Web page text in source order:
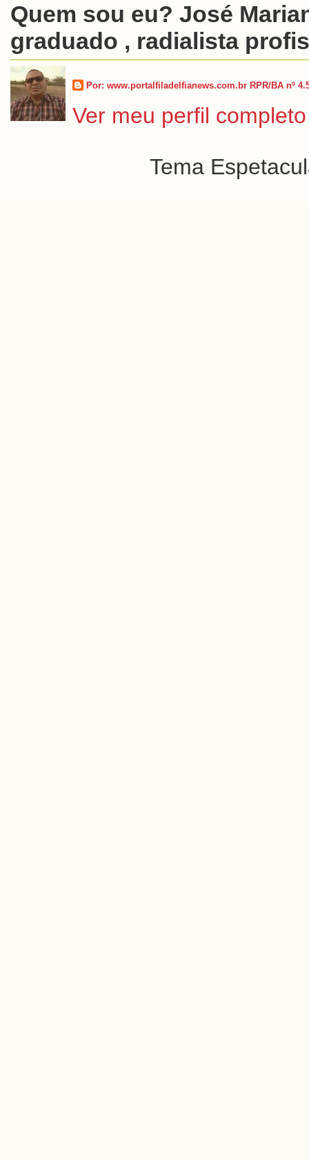
Quem sou eu? José
graduado , radialista
Por: www.portalfiladelfianews.com.br RPR/BA nº
Ver meu perfil completo
Tema